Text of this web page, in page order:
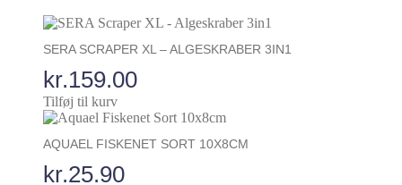
SERA SCRAPER XL – ALGESKRABER 3IN1
kr.159.00
Tilføj til kurv
AQUAEL FISKENET SORT 10X8CM
kr.25.90